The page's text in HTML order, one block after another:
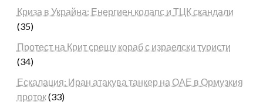
Криза в Украйна: Енергиен колапс и ТЦК скандали
(35)
Протест на Крит срещу кораб с израелски туристи
(34)
Ескалация: Иран атакува танкер на ОАЕ в Ормузкия
проток(33)